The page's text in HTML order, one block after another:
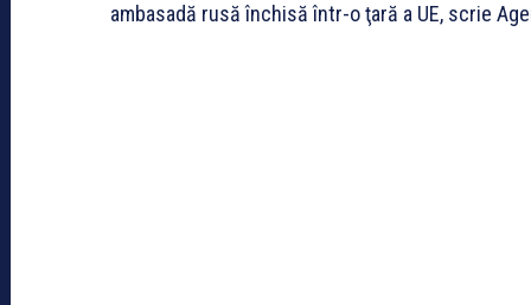
ambasadă rusă închisă într-o ţară a UE, scrie